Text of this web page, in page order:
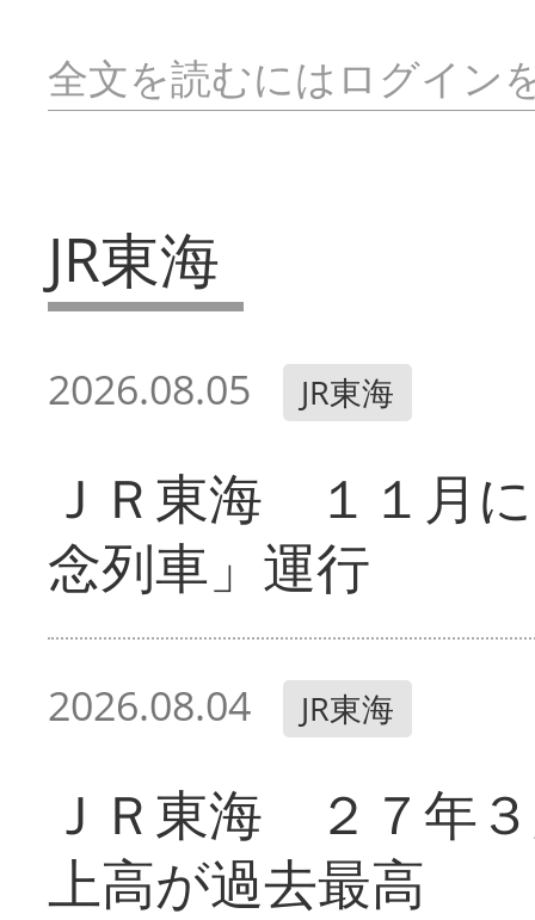
全文を読むにはログイン
JR東海
2026.08.05 JR東海
ＪＲ東海 １１月
念列車」運行
2026.08.04 JR東海
ＪＲ東海 ２７年
上高が過去最高